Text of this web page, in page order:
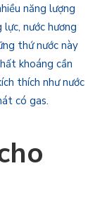
năng lượng
nước hương
thứ nước này
khoáng cần
thích như nước
có gas.